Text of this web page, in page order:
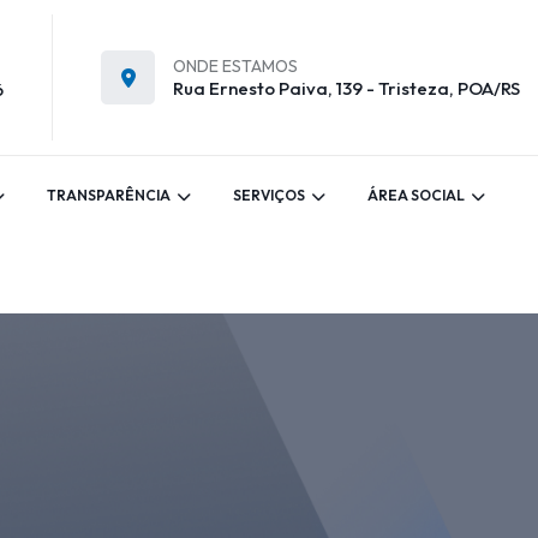
ONDE ESTAMOS
Rua Ernesto Paiva, 139 - Tristeza, POA/RS
TRANSPARÊNCIA SERVIÇOS ÁREA SOCIAL